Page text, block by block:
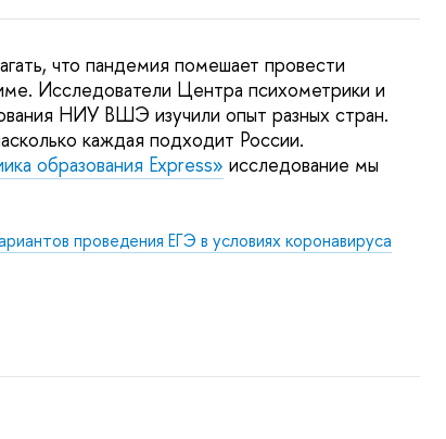
что пандемия помешает провести
Исследователи Центра психометрики и
НИУ ВШЭ изучили опыт разных стран.
каждая подходит России.
образования Express» исследование мы
проведения ЕГЭ в условиях коронавируса